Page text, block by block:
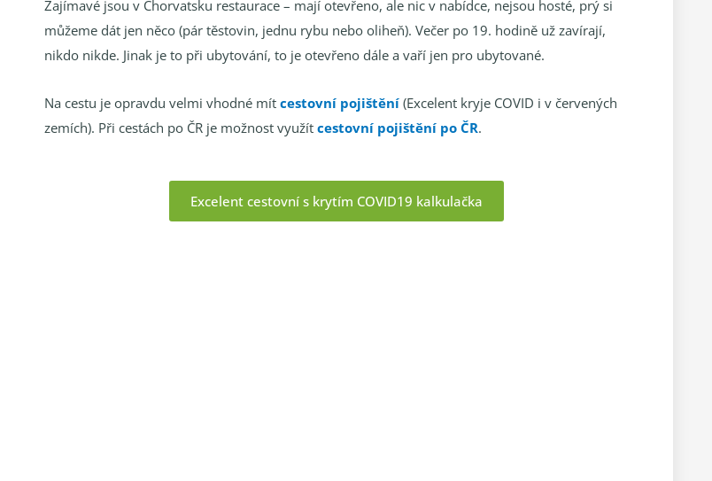
Zajímavé jsou v Chorvatsku restaurace – mají otevřeno, ale nic v nabídce, nejsou hosté, prý si
můžeme dát jen něco (pár těstovin, jednu rybu nebo oliheň). Večer po 19. hodině už zavírají,
nikdo nikde. Jinak je to při ubytování, to je otevřeno dále a vaří jen pro ubytované.
Na cestu je opravdu velmi vhodné mít cestovní pojištění (Excelent kryje COVID i v červených
zemích). Při cestách po ČR je možnost využít cestovní pojištění po ČR.
Excelent cestovní s krytím COVID19 kalkulačka